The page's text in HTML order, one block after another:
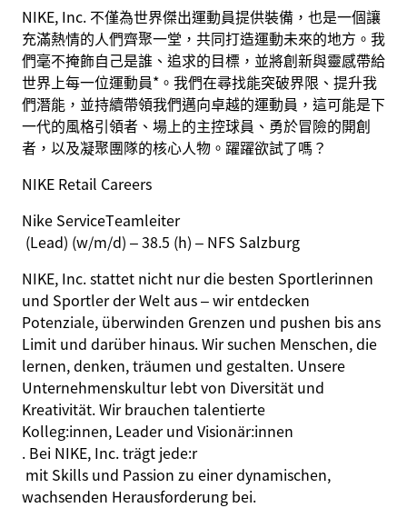
NIKE, Inc. 不僅為世界傑出運動員提供裝備，也是一個讓
充滿熱情的人們齊聚一堂，共同打造運動未來的地方。我
們毫不掩飾自己是誰、追求的目標，並將創新與靈感帶給
世界上每一位運動員*。我們在尋找能突破界限、提升我
們潛能，並持續帶領我們邁向卓越的運動員，這可能是下
一代的風格引領者、場上的主控球員、勇於冒險的開創
者，以及凝聚團隊的核心人物。躍躍欲試了嗎？
NIKE Retail Careers
Nike ServiceTeamleiter
(Lead) (w/m/d) – 38.5 (h) – NFS Salzburg
NIKE, Inc. stattet nicht nur die besten Sportlerinnen
und Sportler der Welt aus – wir entdecken
Potenziale, überwinden Grenzen und pushen bis ans
Limit und darüber hinaus. Wir suchen Menschen, die
lernen, denken, träumen und gestalten. Unsere
Unternehmenskultur lebt von Diversität und
Kreativität. Wir brauchen talentierte
Kolleg:innen, Leader und Visionär:innen
. Bei NIKE, Inc. trägt jede:r
mit Skills und Passion zu einer dynamischen,
wachsenden Herausforderung bei.